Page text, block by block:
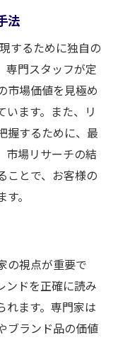
法
するために独自の
専門スタッフが定
市場価値を見極め
います。また、リ
握するために、最
市場リサーチの結
ことで、お客様の
。
の視点が重要で
ンドを正確に読み
れます。専門家は
ブランド品の価値